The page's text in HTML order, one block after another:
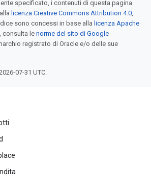
specificato, i contenuti di questa pagina
licenza Creative Commons Attribution 4.0
sono concessi in base alla licenza Apache
consulta lenorme del sito di Google
registrato di Oracle e/o delle sue
07-31 UTC.